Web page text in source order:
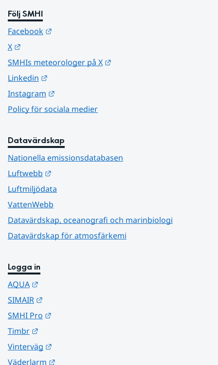
Följ SMHI
Facebook
X
SMHIs meteorologer på X
Linkedin
Instagram
Policy för sociala medier
Datavärdskap
Nationella emissionsdatabasen
Luftwebb
Luftmiljödata
VattenWebb
Datavärdskap, oceanografi och marinbiologi
Datavärdskap för atmosfärkemi
Logga in
AQUA
SIMAIR
SMHI Pro
Timbr
Vinterväg
Väderlarm